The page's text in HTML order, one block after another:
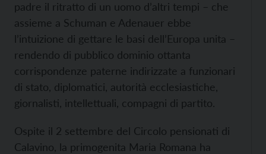
padre il ritratto di un uomo d’altri tempi – che
assieme a Schuman e Adenauer ebbe
l’intuizione di gettare le basi dell’Europa unita –
rendendo di pubblico dominio ottanta
corrispondenze paterne indirizzate a funzionari
di stato, diplomatici, autorità ecclesiastiche,
giornalisti, intellettuali, compagni di partito.
Ospite il 2 settembre del Circolo pensionati di
Calavino, la primogenita Maria Romana ha